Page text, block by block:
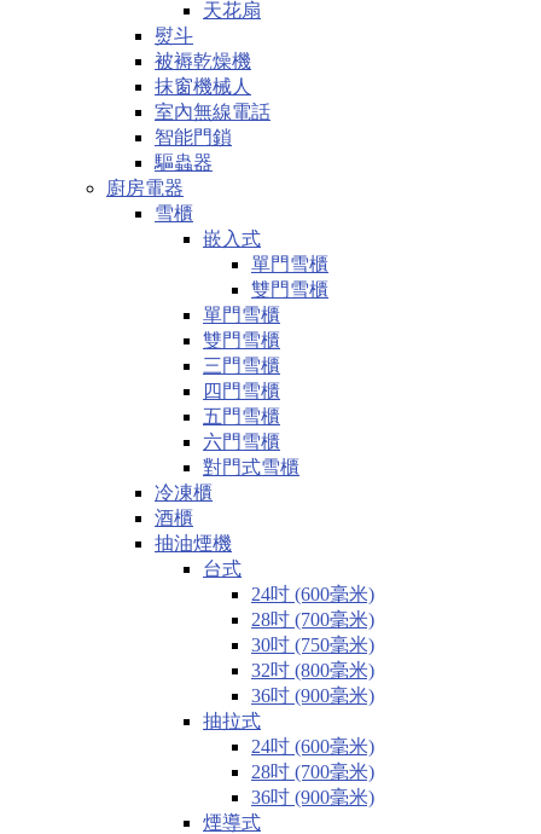
天花扇
熨斗
被褥乾燥機
抹窗機械人
室內無線電話
智能門鎖
驅蟲器
廚房電器
雪櫃
嵌入式
單門雪櫃
雙門雪櫃
單門雪櫃
雙門雪櫃
三門雪櫃
四門雪櫃
五門雪櫃
六門雪櫃
對門式雪櫃
冷凍櫃
酒櫃
抽油煙機
台式
24吋 (600毫米)
28吋 (700毫米)
30吋 (750毫米)
32吋 (800毫米)
36吋 (900毫米)
抽拉式
24吋 (600毫米)
28吋 (700毫米)
36吋 (900毫米)
煙導式